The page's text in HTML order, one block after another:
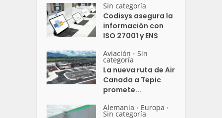
Sin categoría
Codisys asegura la
información con
ISO 27001 y ENS
Aviación • Sin
categoría
La nueva ruta de Air
Canada a Tepic
promete...
Alemania • Europa •
Sin categoría